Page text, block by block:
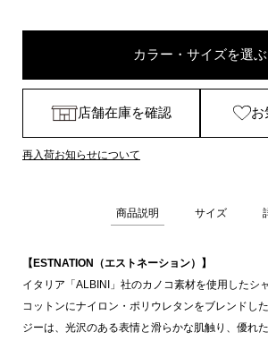
カラー・サイズを選ぶ
店舗在庫を確認 お
再入荷お知らせについて
商品説明 サイズ
【ESTNATION（エストネーション）】
イタリア「ALBINI」社のカノコ素材を使用したシャ
コットンにナイロン・ポリウレタンをブレンドし
ジーは、光沢のある表情と滑らかな肌触り、優れ